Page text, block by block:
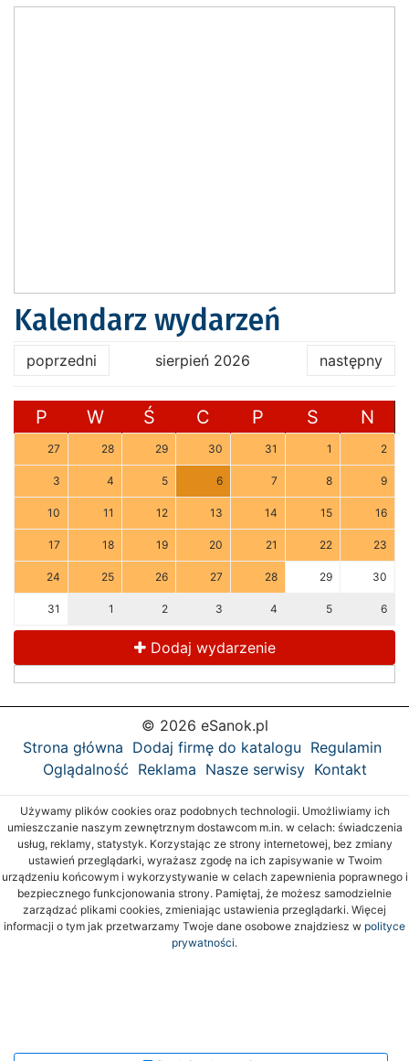
Kalendarz wydarzeń
poprzedni sierpień 2026 następny
P W Ś C P S N
27 28 29 30 31 1 2
3 4 5 6 7 8 9
10 11 12 13 14 15 16
17 18 19 20 21 22 23
24 25 26 27 28 29 30
31 1 2 3 4 5 6
Dodaj wydarzenie
© 2026 eSanok.pl
Strona główna Dodaj firmę do katalogu Regulamin
Oglądalność Reklama Nasze serwisy Kontakt
Używamy plików cookies oraz podobnych technologii. Umożliwiamy ich
umieszczanie naszym zewnętrznym dostawcom m.in. w celach: świadczenia
usług, reklamy, statystyk. Korzystając ze strony internetowej, bez zmiany
ustawień przeglądarki, wyrażasz zgodę na ich zapisywanie w Twoim
urządzeniu końcowym i wykorzystywanie w celach zapewnienia poprawnego i
bezpiecznego funkcjonowania strony. Pamiętaj, że możesz samodzielnie
zarządzać plikami cookies, zmieniając ustawienia przeglądarki. Więcej
informacji o tym jak przetwarzamy Twoje dane osobowe znajdziesz w polityce
prywatności.